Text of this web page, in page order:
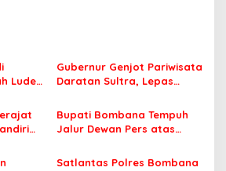
Ludes
Gubernur Genjot Pariwisata
Daratan Sultra, Lepas
Tiga Kabupaten Unggulan
dan
Bupati Bombana Tempuh
Jalur Dewan Pers atas
Korupsi Jembatan Cirauci II
Satlantas Polres Bombana